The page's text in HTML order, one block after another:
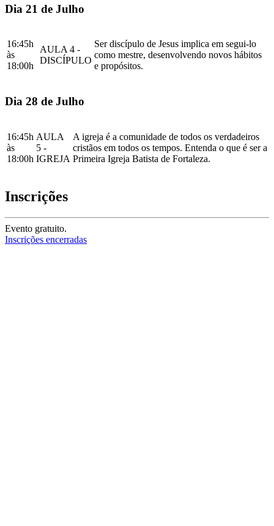
Dia 21 de Julho
16:45h
às
18:00h
AULA 4 -
DISCÍPULO
Ser discípulo de Jesus implica em segui-lo
como mestre, desenvolvendo novos hábitos
e propósitos.
Dia 28 de Julho
16:45h
às
18:00h
AULA
5 -
IGREJA
A igreja é a comunidade de todos os verdadeiros
cristãos em todos os tempos. Entenda o que é ser a
Primeira Igreja Batista de Fortaleza.
Inscrições
Evento gratuito.
Inscrições encerradas